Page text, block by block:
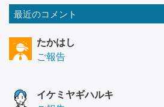
最近のコメント
たかはし
ご報告
イケミヤギハルキ